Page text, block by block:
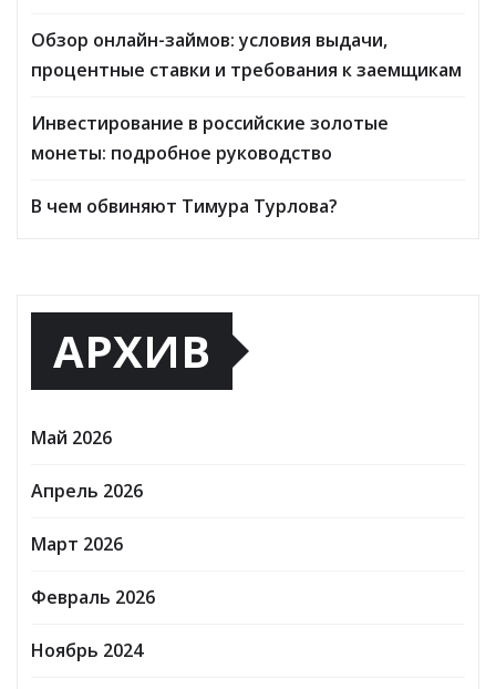
Обзор онлайн-займов: условия выдачи,
процентные ставки и требования к заемщикам
Инвестирование в российские золотые
монеты: подробное руководство
В чем обвиняют Тимура Турлова?
АРХИВ
Май 2026
Апрель 2026
Март 2026
Февраль 2026
Ноябрь 2024